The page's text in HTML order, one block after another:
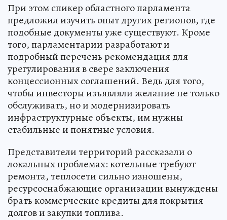
При этом спикер областного парламента
предложил изучить опыт других регионов, где
подобные документы уже существуют. Кроме
того, парламентарии разработают и
подробный перечень рекомендация для
урегулирования в свере заключения
концессионных соглашений. Ведь для того,
чтобы инвесторы изъявляли желание не только
обслуживать, но и модернизировать
инфраструктурные объекты, им нужны
стабильные и понятные условия.
Представители территорий рассказали о
локальных проблемах: котельные требуют
ремонта, теплосети сильно изношены,
ресурсоснабжающие организации вынуждены
брать коммерческие кредиты для покрытия
долгов и закупки топлива.